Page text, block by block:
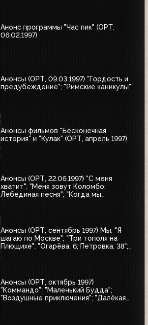
Анонс программы "Час пик" (ОРТ,
06.02.1997)
Анонсы (ОРТ, 09.03.1997) "Гордость и
предубеждение"; "Римские каникулы"
Анонсы фильмов "Бесконечная
история" и "Кулак" (ОРТ, апрель 1997)
Анонсы (ОРТ, 22.06.1997) "С меня
хватит"; "Меня зовут Коломбо:
Лебединая песня"; "Когда мы
Анонсы (ОРТ, сентябрь 1997) Мы; "Я
шагаю по Москве"; "Три тополя на
Плющихе"; "Огарёва, 6; Петровка, 38";
Анонсы (ОРТ, октябрь 1997)
"Коммандо"; "Маленький Будда";
"Воздушные приключения"; "Далёкая